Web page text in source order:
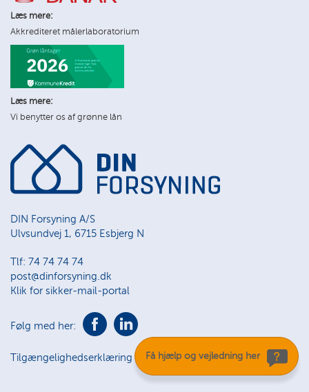
Læs mere:
Akkrediteret målerlaboratorium
Læs mere:
Vi benytter os af grønne lån
DIN Forsyning A/S
Ulvsundvej 1, 6715 Esbjerg N
Tlf: 74 74 74 74
post@dinforsyning.dk
Klik for sikker-mail-portal
Følg med her:
Tilgængelighedserklæring Få hjælp og vejledning her